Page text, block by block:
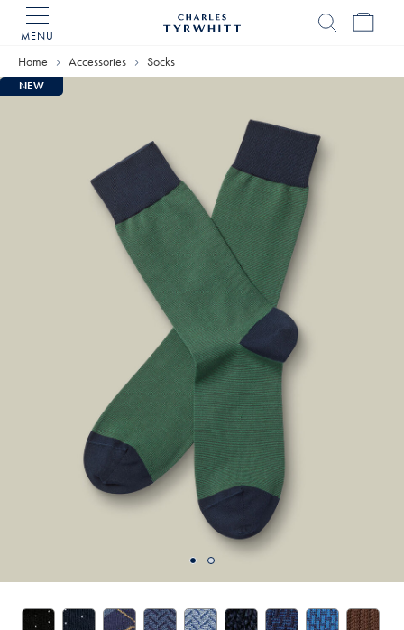
MENU
Home
Home Accessories Socks
NEW